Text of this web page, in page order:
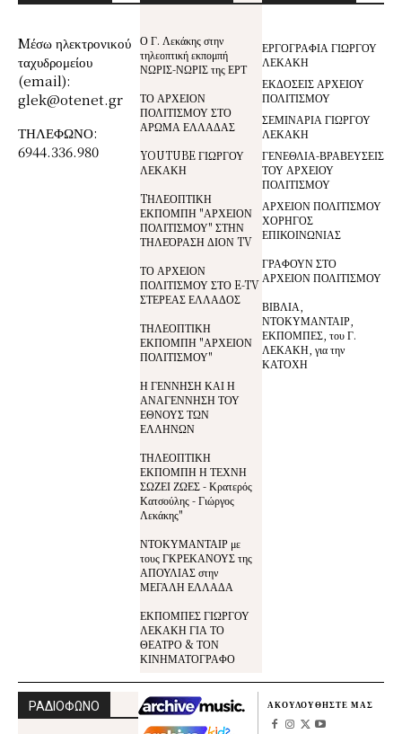
Mέσω ηλεκτρονικού
ταχυδρομείου
(email):
glek@otenet.gr
ΤΗΛΕΦΩΝΟ:
6944.336.980
Ο Γ. Λεκάκης στην
τηλεοπτική εκπομπή
ΝΩΡΙΣ-ΝΩΡΙΣ της ΕΡΤ
ΤΟ ΑΡΧΕΙΟΝ
ΠΟΛΙΤΙΣΜΟΥ ΣΤΟ
ΑΡΩΜΑ ΕΛΛΑΔΑΣ
YOUTUBE ΓΙΩΡΓΟΥ
ΛΕΚΑΚΗ
TΗΛΕΟΠΤΙΚΗ
ΕΚΠΟΜΠΗ "ΑΡΧΕΙΟΝ
ΠΟΛΙΤΙΣΜΟΥ" ΣΤΗΝ
ΤΗΛΕΌΡΑΣΗ ΔΙΟΝ TV
ΤΟ ΑΡΧΕΙΟΝ
ΠΟΛΙΤΙΣΜΟΥ ΣΤΟ E-TV
ΣΤΕΡΕΑΣ ΕΛΛΑΔΟΣ
ΤΗΛΕΟΠΤΙΚΗ
ΕΚΠΟΜΠΗ "ΑΡΧΕΙΟΝ
ΠΟΛΙΤΙΣΜΟΥ"
Η ΓΕΝΝΗΣΗ ΚΑΙ Η
ΑΝΑΓΕΝΝΗΣΗ ΤΟΥ
ΕΘΝΟΥΣ ΤΩΝ
ΕΛΛΗΝΩΝ
ΤΗΛΕΟΠΤΙΚΗ
ΕΚΠΟΜΠΗ Η ΤΕΧΝΗ
ΣΩΖΕΙ ΖΩΕΣ - Κρατερός
Κατσούλης - Γιώργος
Λεκάκης"
ΝΤΟΚΥΜΑΝΤΑΙΡ με
τους ΓΚΡΕΚΑΝΟΥΣ της
ΑΠΟΥΛΙΑΣ στην
ΜΕΓΑΛΗ ΕΛΛΑΔΑ
ΕΚΠΟΜΠΕΣ ΓΙΩΡΓΟΥ
ΛΕΚΑΚΗ ΓΙΑ ΤΟ
ΘΕΑΤΡΟ & ΤΟΝ
ΚΙΝΗΜΑΤΟΓΡΑΦΟ
ΕΡΓΟΓΡΑΦΙΑ ΓΙΩΡΓΟΥ
ΛΕΚΑΚΗ
ΕΚΔΟΣΕΙΣ ΑΡΧΕΙΟΥ
ΠΟΛΙΤΙΣΜΟΥ
ΣΕΜΙΝΑΡΙΑ ΓΙΩΡΓΟΥ
ΛΕΚΑΚΗ
ΓΕΝΕΘΛΙΑ-ΒΡΑΒΕΥΣΕΙΣ
ΤΟΥ ΑΡΧΕΙΟΥ
ΠΟΛΙΤΙΣΜΟΥ
ΑΡΧΕΙΟΝ ΠΟΛΙΤΙΣΜΟΥ
ΧΟΡΗΓΟΣ
ΕΠΙΚΟΙΝΩΝΙΑΣ
ΓΡΑΦΟΥΝ ΣΤΟ
ΑΡΧΕΙΟΝ ΠΟΛΙΤΙΣΜΟΥ
ΒΙΒΛΙΑ,
ΝΤΟΚΥΜΑΝΤΑΙΡ,
ΕΚΠΟΜΠΕΣ, του Γ.
ΛΕΚΑΚΗ, για την
ΚΑΤΟΧΗ
ΡΑΔΙΟΦΩΝΟ ΑΚΟΥΛΟΥΘΗΣΤΕ ΜΑΣ